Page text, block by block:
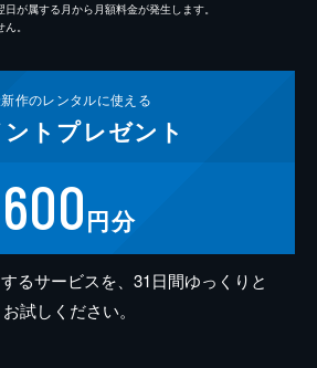
が属する月から月額料金が発生します。
。
作のレンタルに使える
ト プレゼント
600円分
るサービスを、31日間ゆっくりと
お試しください。